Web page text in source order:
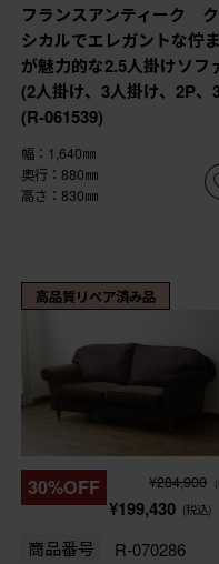
フランスアンティーク
シカルでエレガントな佇
が魅力的な2.5人掛けソフ
(2人掛け、3人掛け、2P、
(R-061539)
幅：1,640㎜
奥行：880㎜
高さ：830㎜
高品質リペア済み品
30%OFF ¥284,900
¥199,430 (税込)
商品番号 R-070286